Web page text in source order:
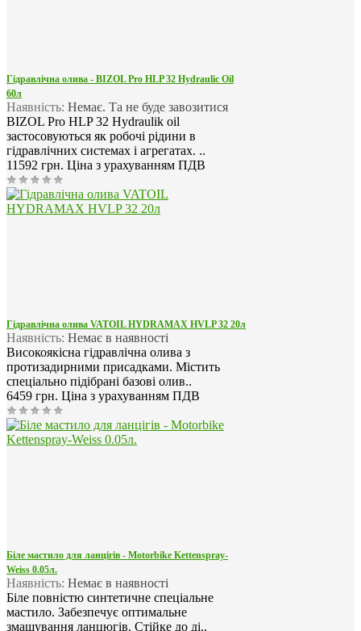
Гідравлічна олива - BIZOL Pro HLP 32 Hydraulic Oil
60л
Наявність: Немає. Та не буде завозитися
BIZOL Pro HLP 32 Hydraulik oil
застосовуються як робочі рідини в
гідравлічних системах і агрегатах. ..
11592 грн. Ціна з урахуванням ПДВ
Гідравлічна олива VATOIL HYDRAMAX HVLP 32 20л
Наявність: Немає в наявності
Високоякісна гідравлічна олива з
протизадирними присадками. Містить
спеціально підібрані базові олив..
6459 грн. Ціна з урахуванням ПДВ
Біле мастило для ланцігів - Motorbike Kettenspray-
Weiss 0.05л.
Наявність: Немає в наявності
Біле повністю синтетичне спеціальне
мастило. Забезпечує оптимальне
змащування ланцюгів. Стійке до ді..